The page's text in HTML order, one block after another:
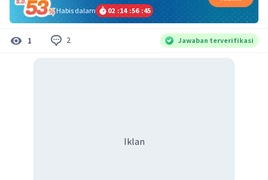
Habis dalam
02 :14 :56 :45
1 2 Jawaban terverifikasi
Iklan